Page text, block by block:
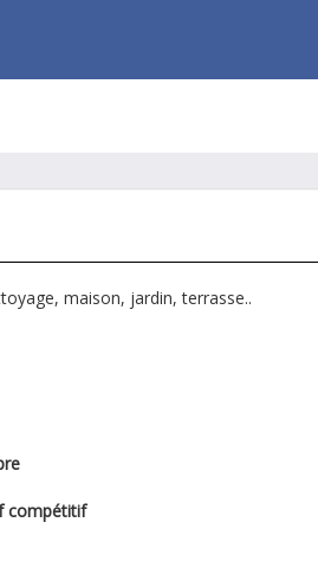
maison, jardin, terrasse..
compétitif